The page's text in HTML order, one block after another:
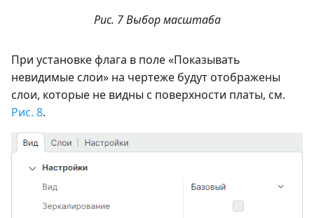
Рис. 7 Выбор масштаба
При установке флага в поле «Показывать
невидимые слои» на чертеже будут отображены
слои, которые не видны с поверхности платы, см.
Рис. 8.